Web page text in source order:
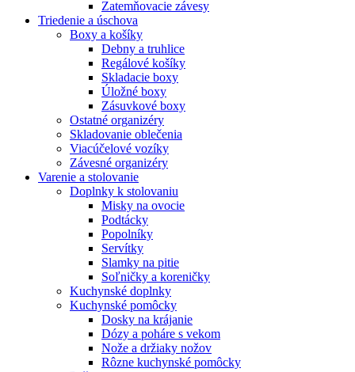
Zatemňovacie závesy
Triedenie a úschova
Boxy a košíky
Debny a truhlice
Regálové košíky
Skladacie boxy
Úložné boxy
Zásuvkové boxy
Ostatné organizéry
Skladovanie oblečenia
Viacúčelové vozíky
Závesné organizéry
Varenie a stolovanie
Doplnky k stolovaniu
Misky na ovocie
Podtácky
Popolníky
Servítky
Slamky na pitie
Soľničky a koreničky
Kuchynské doplnky
Kuchynské pomôcky
Dosky na krájanie
Dózy a poháre s vekom
Nože a držiaky nožov
Rôzne kuchynské pomôcky